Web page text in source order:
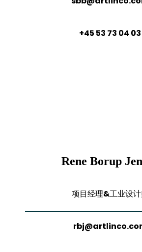
+45 53 73 04 03
Rene Borup
项目经理&工业设